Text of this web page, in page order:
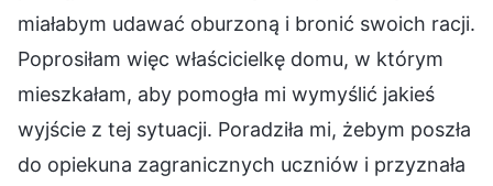
miałabym udawać oburzoną i bronić swoich racji.
Poprosiłam więc właścicielkę domu, w którym
mieszkałam, aby pomogła mi wymyślić jakieś
wyjście z tej sytuacji. Poradziła mi, żebym poszła
do opiekuna zagranicznych uczniów i przyznała